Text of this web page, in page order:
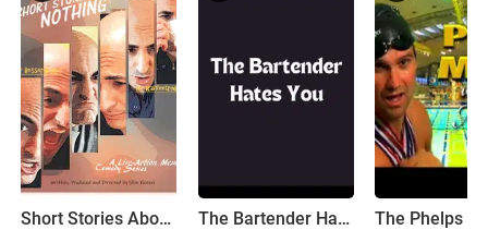
Short Stories About Nothing The Bartender Hates You The Phelps